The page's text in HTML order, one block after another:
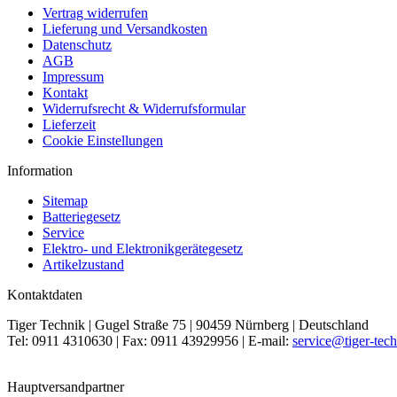
Vertrag widerrufen
Lieferung und Versandkosten
Datenschutz
AGB
Impressum
Kontakt
Widerrufsrecht & Widerrufsformular
Lieferzeit
Cookie Einstellungen
Information
Sitemap
Batteriegesetz
Service
Elektro- und Elektronikgerätegesetz
Artikelzustand
Kontaktdaten
Tiger Technik | Gugel Straße 75 | 90459 Nürnberg | Deutschland
Tel: 0911 4310630 | Fax: 0911 43929956 | E-mail: service@tiger-
Hauptversandpartner